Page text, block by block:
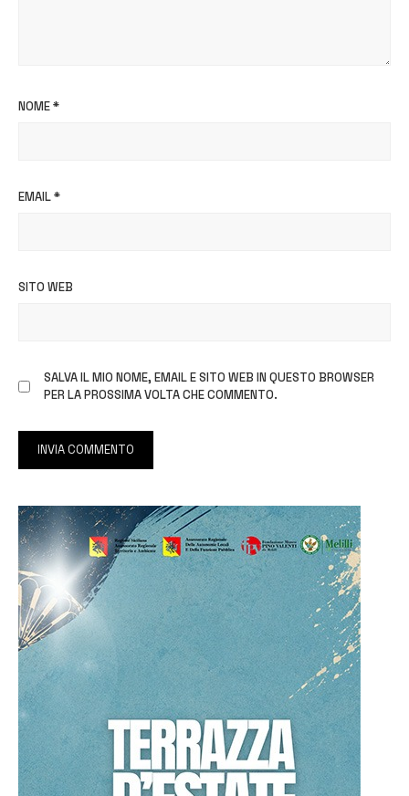
NOME*
EMAIL*
SITO WEB
SALVA IL MIO NOME, EMAIL E SITO WEB IN QUESTO BROWSER
PER LA PROSSIMA VOLTA CHE COMMENTO.